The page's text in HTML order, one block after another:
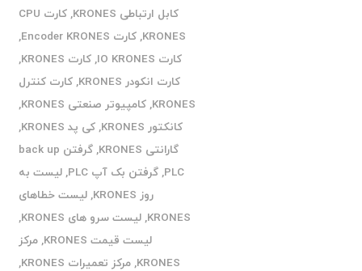
کابل ارتباطی KRONES
,
کارت CPU
KRONES
,کارت Encoder KRONES
,
کارت IO KRONES
,کارت KRONES
,
کارت انکودر KRONES
,کارت کنترل
KRONES
,کامپیوتر صنعتی KRONES
,
کانکتور KRONES
,کی پد KRONES
,
گارانتی KRONES
,
گرفتن back up
PLC
,گرفتن بک آپ PLC ,لیست به
روز KRONES
,لیست خطاهای
KRONES
,لیست سرو های KRONES
,
لیست قیمت KRONES
,مرکز
KRONES
,مرکز تعمیرات KRONES
,